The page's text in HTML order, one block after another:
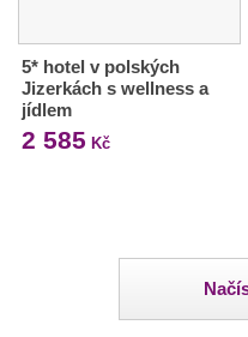
5* hotel v polských
Jizerkách s wellness a
jídlem
2 585 Kč